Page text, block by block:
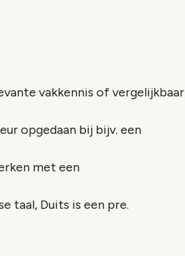
vakkennis of vergelijkbaar
opgedaan bij bijv. een
met een
taal, Duits is een pre.